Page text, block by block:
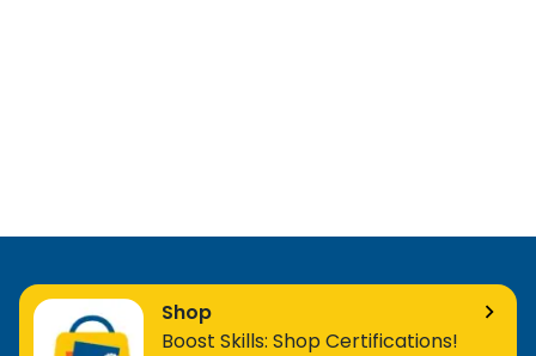
Shop
Boost Skills: Shop Certifications!